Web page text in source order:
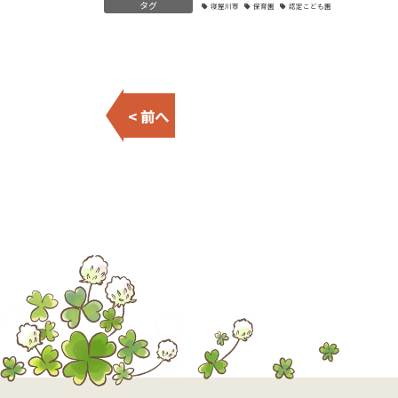
タグ 寝屋川市 保育園 認定こども園
< 前へ